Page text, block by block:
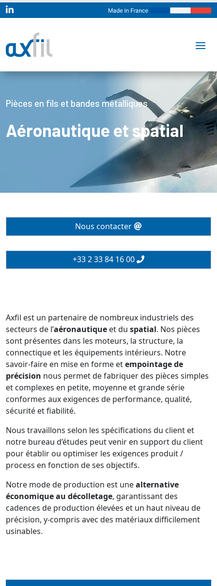

Pièces en fils et bandes métalliques
Aéronautique et spatial
Nous contacter
+33 2 33 84 16 00
Axfil est un partenaire de nombreux industriels des
secteurs de l’aéronautique et du spatial. Nos pièces
sont présentes dans les moteurs, la structure, la
connectique et les équipements intérieurs. Notre
savoir-faire en mise en forme etempointage de
précision nous permet de fabriquer des pièces simples
et complexes en petite, moyenne et grande série
conformes aux exigences de performance, qualité,
sécurité et fiabilité.
Nous travaillons selon les spécifications du client et
notre bureau d’études peut venir en support du client
pour établir ou optimiser les exigences produit /
process en fonction de ses objectifs.
Notre mode de production est unealternative
économique au décolletage, garantissant des
cadences de production élevées et un haut niveau de
précision, y-compris avec des matériaux difficilement
usinables.